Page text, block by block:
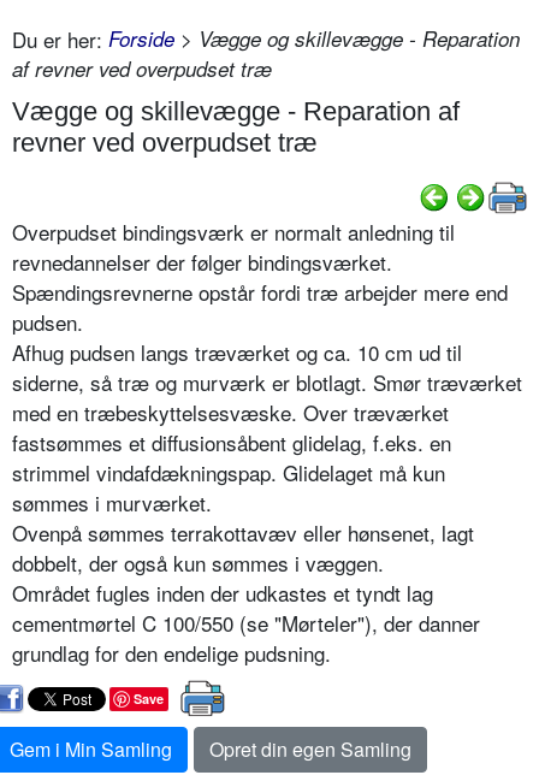
Du er her: Forside > Vægge og skillevægge - Reparation
af revner ved overpudset træ
Vægge og skillevægge - Reparation af
revner ved overpudset træ
Overpudset bindingsværk er normalt anledning til
revnedannelser der følger bindingsværket.
Spændingsrevnerne opstår fordi træ arbejder mere end
pudsen.
Afhug pudsen langs træværket og ca. 10 cm ud til
siderne, så træ og murværk er blotlagt. Smør træværket
med en træbeskyttelsesvæske. Over træværket
fastsømmes et diffusionsåbent glidelag, f.eks. en
strimmel vindafdækningspap. Glidelaget må kun
sømmes i murværket.
Ovenpå sømmes terrakottavæv eller hønsenet, lagt
dobbelt, der også kun sømmes i væggen.
Området fugles inden der udkastes et tyndt lag
cementmørtel C 100/550 (se "Mørteler"), der danner
grundlag for den endelige pudsning.
Save
Gem i Min Samling
Opret din egen Samling